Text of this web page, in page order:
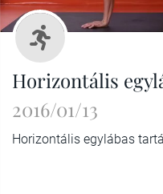
Horizontális
2016/01/13
Horizontális egylábas